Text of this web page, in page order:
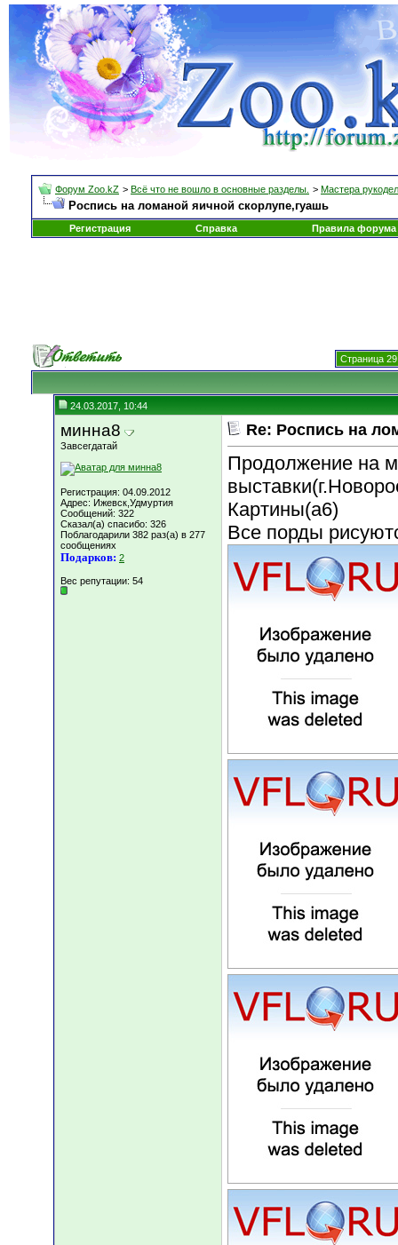
Форум Zoo.kZ > Всё что не вошло в основные разделы. > Мастера
Роспись на ломаной яичной скорлупе,гуашь
Регистрация Справка Правила форума
Страница
24.03.2017, 10:44
минна8
Завсегдатай
Регистрация: 04.09.2012
Адрес: Ижевск,Удмуртия
Сообщений: 322
Сказал(а) спасибо: 326
Поблагодарили 382 раз(а) в 277
сообщениях
Подарков: 2
Вес репутации: 54
Re: Роспись на
Продолжение на
Картины(а6)
Все порды